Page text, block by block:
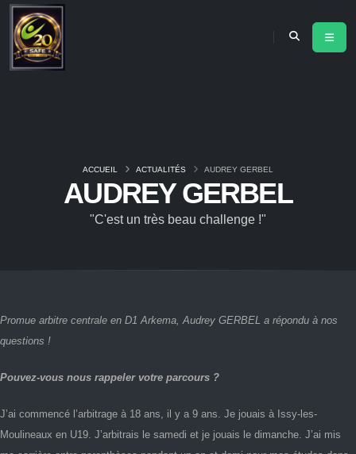
AUDREY GERBEL
"C'est un très beau challenge !"
ACCUEIL ACTUALITÉS AUDREY GERBEL
Promue arbitre centrale en D1 Arkema, Audrey GERBEL a répondu à nos
questions !
Pouvez-vous nous rappeler votre parcours ?
J’ai commencé l’arbitrage à 18 ans, il y a 9 ans. Je jouais à Issy-les-
Moulineaux en U19. J’arbitrais le samedi et je jouais le dimanche. J’ai mis